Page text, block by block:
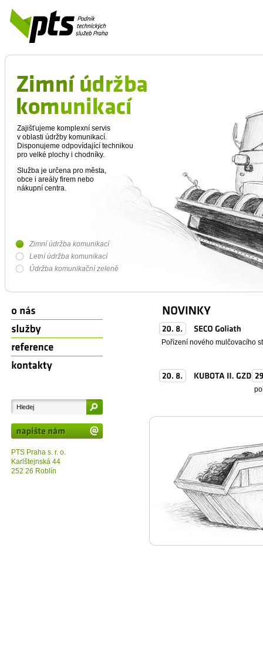
Zajišťujeme komplexní servis
v oblasti údržby komunikací.
Disponujeme odpovídající technikou
pro velké plochy i chodníky.
Služba je určena pro města,
obce i areály firem nebo
nákupní centra.
Zimní údržba komunikací
Letní údržba komunikací
Údržba komunikační zeleně
PTS Praha s. r. o.
Karlštejnská 44
252 26 Roblín
Pořízení nového mulčovacího